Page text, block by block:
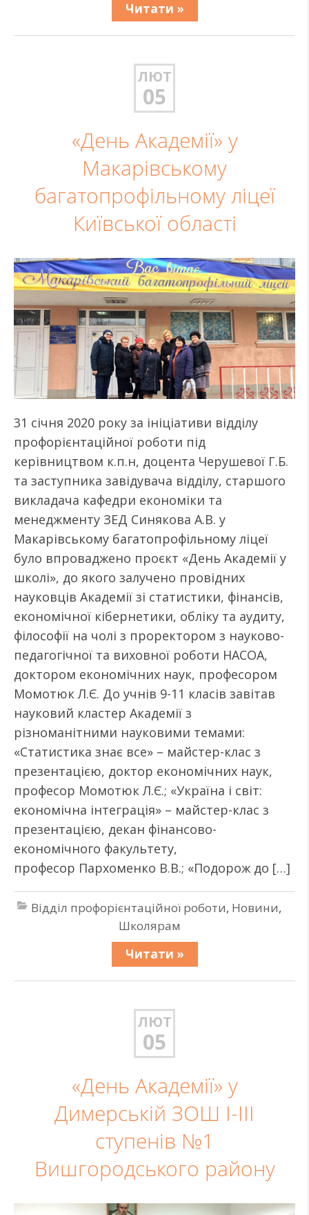
Читати »
ЛЮТ
05
«День Академії» у
Макарівському
багатопрофільному ліцеї
Київської області
31 січня 2020 року за ініціативи відділу
профорієнтаційної роботи під
керівництвом к.п.н, доцента Черушевої Г.Б.
та заступника завідувача відділу, старшого
викладача кафедри економіки та
менеджменту ЗЕД Синякова А.В. у
Макарівському багатопрофільному ліцеї
було впроваджено проєкт «День Академії у
школі», до якого залучено провідних
науковців Академії зі статистики, фінансів,
економічної кібернетики, обліку та аудиту,
філософії на чолі з проректором з науково-
педагогічної та виховної роботи НАСОА,
доктором економічних наук, професором
Момотюк Л.Є. До учнів 9-11 класів завітав
науковий кластер Академії з
різноманітними науковими темами:
«Статистика знає все» – майстер-клас з
презентацією, доктор економічних наук,
професор Момотюк Л.Є.; «Україна і світ:
економічна інтеграція» – майстер-клас з
презентацією, декан фінансово-
економічного факультету,
професор Пархоменко В.В.; «Подорож до […]
Відділ профорієнтаційної роботи, Новини,
Школярам
Читати »
ЛЮТ
05
«День Академії» у
Димерській ЗОШ І-ІІІ
ступенів №1
Вишгородського району